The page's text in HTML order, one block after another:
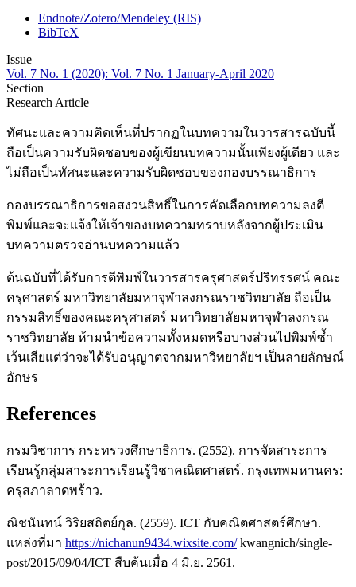
Endnote/Zotero/Mendeley (RIS)
BibTeX
Issue
Vol. 7 No. 1 (2020): Vol. 7 No. 1 January-April 2020
Section
Research Article
ทัศนะและความคิดเห็นที่ปรากฏในบทความในวารสารฉบับนี้
ถือเป็นความรับผิดชอบของผู้เขียนบทความนั้นเพียงผู้เดียว และ
ไม่ถือเป็นทัศนะและความรับผิดชอบของกองบรรณาธิการ
กองบรรณาธิการขอสงวนสิทธิ์ในการคัดเลือกบทความลงตี
พิมพ์และจะแจ้งให้เจ้าของบทความทราบหลังจากผู้ประเมิน
บทความตรวจอ่านบทความแล้ว
ต้นฉบับที่ได้รับการตีพิมพ์ในวารสารครุศาสตร์ปริทรรศน์ คณะ
ครุศาสตร์ มหาวิทยาลัยมหาจุฬาลงกรณราชวิทยาลัย ถือเป็น
กรรมสิทธิ์ของคณะครุศาสตร์ มหาวิทยาลัยมหาจุฬาลงกรณ
ราชวิทยาลัย ห้ามนำข้อความทั้งหมดหรือบางส่วนไปพิมพ์ซ้ำ
เว้นเสียแต่ว่าจะได้รับอนุญาตจากมหาวิทยาลัยฯ เป็นลายลักษณ์
อักษร
References
กรมวิชาการ กระทรวงศึกษาธิการ. (2552). การจัดสาระการ
เรียนรู้กลุ่มสาระการเรียนรู้วิชาคณิตศาสตร์. กรุงเทพมหานคร:
ครุสภาลาดพร้าว.
ณิชนันทน์ วิริยสถิตย์กุล. (2559). ICT กับคณิตศาสตร์ศึกษา.
แหล่งที่มา https://nichanun9434.wixsite.com/kwangnich/single-
post/2015/09/04/ICT สืบค้นเมื่อ 4 มิ.ย. 2561.